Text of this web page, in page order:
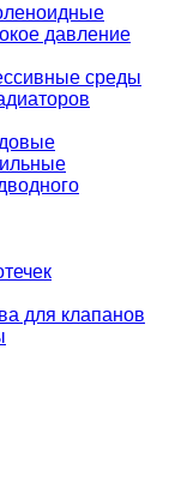
давление
среды
для клапанов